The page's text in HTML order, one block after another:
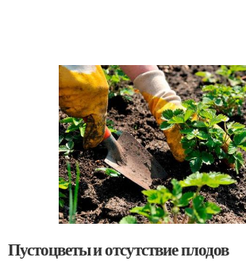
Пустоцветы и отсутствие плодов